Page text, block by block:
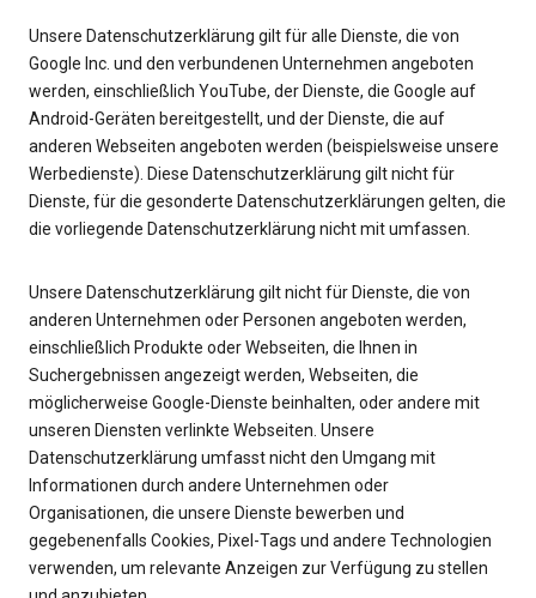
Unsere Datenschutzerklärung gilt für alle Dienste, die von
Google Inc. und den verbundenen Unternehmen angeboten
werden, einschließlich YouTube, der Dienste, die Google auf
Android-Geräten bereitgestellt, und der Dienste, die auf
anderen Webseiten angeboten werden (beispielsweise unsere
Werbedienste). Diese Datenschutzerklärung gilt nicht für
Dienste, für die gesonderte Datenschutzerklärungen gelten, die
die vorliegende Datenschutzerklärung nicht mit umfassen.
Unsere Datenschutzerklärung gilt nicht für Dienste, die von
anderen Unternehmen oder Personen angeboten werden,
einschließlich Produkte oder Webseiten, die Ihnen in
Suchergebnissen angezeigt werden, Webseiten, die
möglicherweise Google-Dienste beinhalten, oder andere mit
unseren Diensten verlinkte Webseiten. Unsere
Datenschutzerklärung umfasst nicht den Umgang mit
Informationen durch andere Unternehmen oder
Organisationen, die unsere Dienste bewerben und
gegebenenfalls Cookies, Pixel-Tags und andere Technologien
verwenden, um relevante Anzeigen zur Verfügung zu stellen